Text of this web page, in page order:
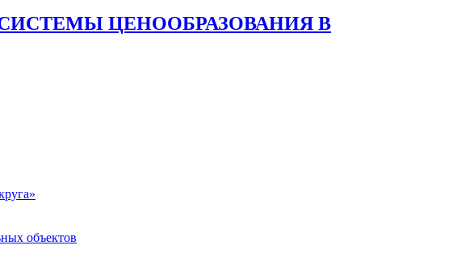
ЦЕНООБРАЗОВАНИЯ В
объектов